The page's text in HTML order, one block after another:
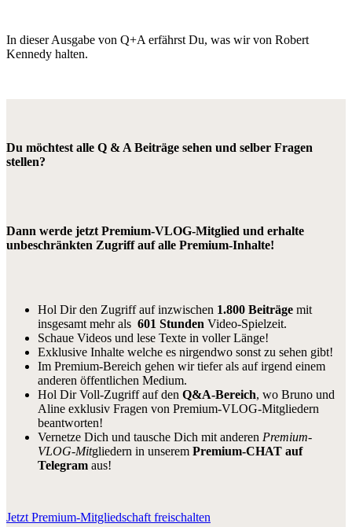
In dieser Ausgabe von Q+A erfährst Du, was wir von Robert
Kennedy halten.
Du möchtest alle Q & A Beiträge sehen und selber Fragen
stellen?
Dann werde jetzt Premium-VLOG-Mitglied und erhalte
unbeschränkten Zugriff auf alle Premium-Inhalte!
Hol Dir den Zugriff auf inzwischen 1.800 Beiträge mit
insgesamt mehr als 601 Stunden Video-Spielzeit.
Schaue Videos und lese Texte in voller Länge!
Exklusive Inhalte welche es nirgendwo sonst zu sehen gibt!
Im Premium-Bereich gehen wir tiefer als auf irgend einem
anderen öffentlichen Medium.
Hol Dir Voll-Zugriff auf den Q&A-Bereich, wo Bruno und
Aline exklusiv Fragen von Premium-VLOG-Mitgliedern
beantworten!
Vernetze Dich und tausche Dich mit anderen Premium-
VLOG-Mitgliedern in unserem Premium-CHAT auf
Telegram aus!
Jetzt Premium-Mitgliedschaft freischalten